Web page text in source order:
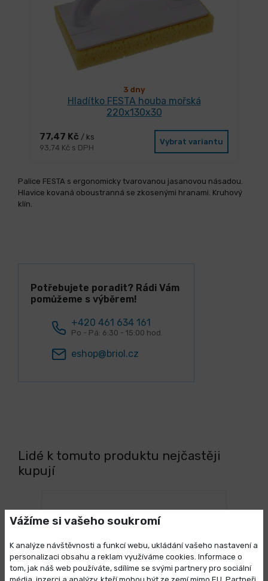
3 dny
Hladítko FESTA houba mořská
220x130x30
77,47 Kč / ks
93,74 Kč s DPH
Vybrat variantu
Palice FESTA s ergonomicky tvarovanou jasanovou násadou.
Hlavice kovaná oboustranná se zkosenými hranami. Kruhový
klín.
Potřebujete poradit? Rádi Vám
pomůžeme s výběrem!
+420 461 634 161
Po - Pá: 6:30 - 15:00 hod.
eshop@briol.cz
Lidé k tomuto produktu nejčastěji
kupují
Vážíme si vašeho soukromí
K analýze návštěvnosti a funkcí webu, ukládání vašeho nastavení a
personalizaci obsahu a reklam využíváme cookies. Informace o
tom, jak náš web používáte, sdílíme se svými partnery pro sociální
média, inzerci a analýzy, kteří mohou být ze zemí mimo EU. Partneři